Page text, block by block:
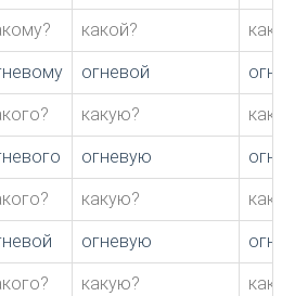
какой?
огневой
какую?
огневую
какую?
огневую
какую?